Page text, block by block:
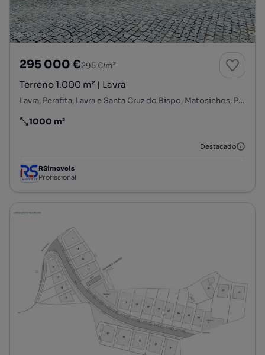
295 000 €295 €/m²
Terreno 1.000 m² | Lavra
Lavra, Perafita, Lavra e Santa Cruz do Bispo, Matosinhos, Porto
Preço por metro quadrado
1000 m²
Destacado
RSimoveis
Profissional